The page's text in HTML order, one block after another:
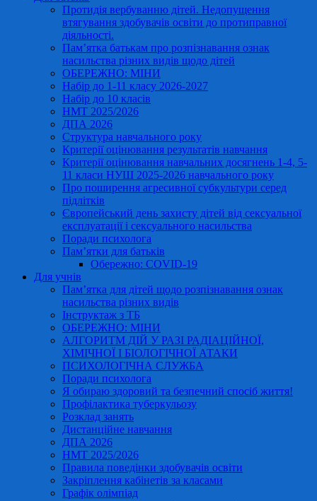
Протидія вербуванню дітей. Недопущення
втягування здобувачів освіти до протиправної
діяльності.
Пам’ятка батькам про розпізнавання ознак
насильства різних видів щодо дітей
ОБЕРЕЖНО: МІНИ
Набір до 1-11 класу 2026-2027
Набір до 10 класів
НМТ 2025/2026
ДПА 2026
Структура навчального року
Критерії оцінювання результатів навчання
Критерії оцінювання навчальних досягнень 1-4, 5-
11 класи НУШ 2025-2026 навчального року
Про поширення агресивної субкультури серед
підлітків
Європейський день захисту дітей від сексуальної
експлуатації і сексуального насильства
Поради психолога
Пам’ятки для батьків
Обережно: COVID-19
Для учнів
Пам’ятка для дітей щодо розпізнавання ознак
насильства різних видів
Інструктаж з ТБ
ОБЕРЕЖНО: МІНИ
АЛГОРИТМ ДІЙ У РАЗІ РАДІАЦІЙНОЇ,
ХІМІЧНОЇ І БІОЛОГІЧНОЇ АТАКИ
ПСИХОЛОГІЧНА СЛУЖБА
Поради психолога
Я обираю здоровий та безпечний спосіб життя!
Профілактика туберкульозу
Розклад занять
Дистанційне навчання
ДПА 2026
НМТ 2025/2026
Правила поведінки здобувачів освіти
Закріплення кабінетів за класами
Графік олімпіад